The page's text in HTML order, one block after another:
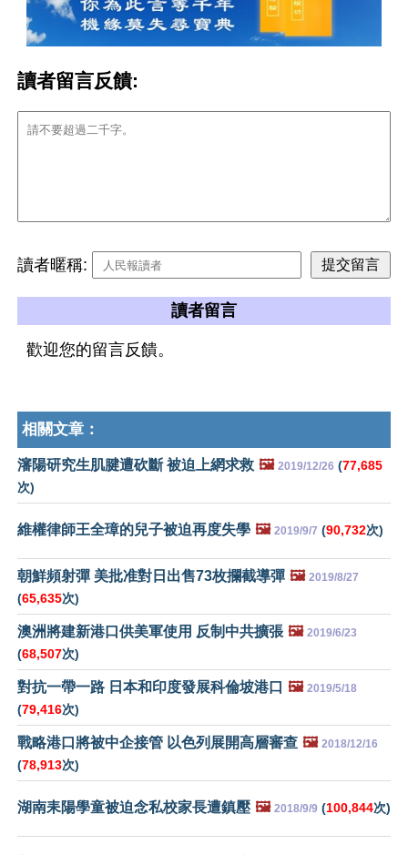
讀者留言反饋:
讀者暱稱:
讀者留言
歡迎您的留言反饋。
相關文章：
瀋陽研究生肌腱遭砍斷 被迫上網求救 🖼️ 2019/12/26 (77,685
次)
維權律師王全璋的兒子被迫再度失學 🖼️ 2019/9/7 (90,732次)
朝鮮頻射彈 美批准對日出售73枚攔截導彈 🖼️ 2019/8/27
(65,635次)
澳洲將建新港口供美軍使用 反制中共擴張 🖼️ 2019/6/23
(68,507次)
對抗一帶一路 日本和印度發展科倫坡港口 🖼️ 2019/5/18
(79,416次)
戰略港口將被中企接管 以色列展開高層審查 🖼️ 2018/12/16
(78,913次)
湖南耒陽學童被迫念私校家長遭鎮壓 🖼️ 2018/9/9 (100,844次)